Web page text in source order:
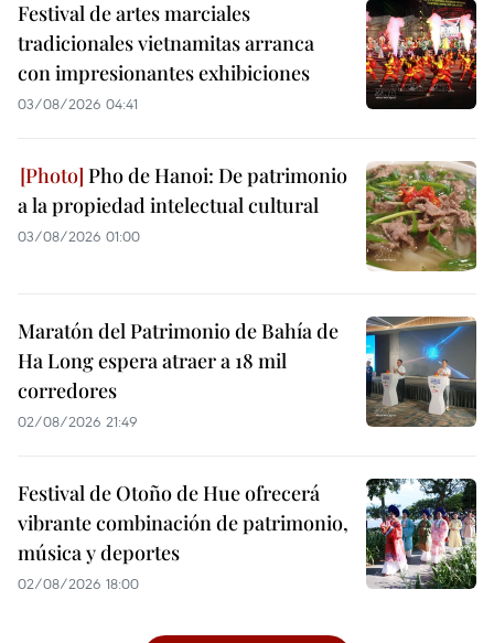
Festival de artes marciales
tradicionales vietnamitas arranca
con impresionantes exhibiciones
03/08/2026 04:41
Pho de Hanoi: De patrimonio
a la propiedad intelectual cultural
03/08/2026 01:00
Maratón del Patrimonio de Bahía de
Ha Long espera atraer a 18 mil
corredores
02/08/2026 21:49
Festival de Otoño de Hue ofrecerá
vibrante combinación de patrimonio,
música y deportes
02/08/2026 18:00